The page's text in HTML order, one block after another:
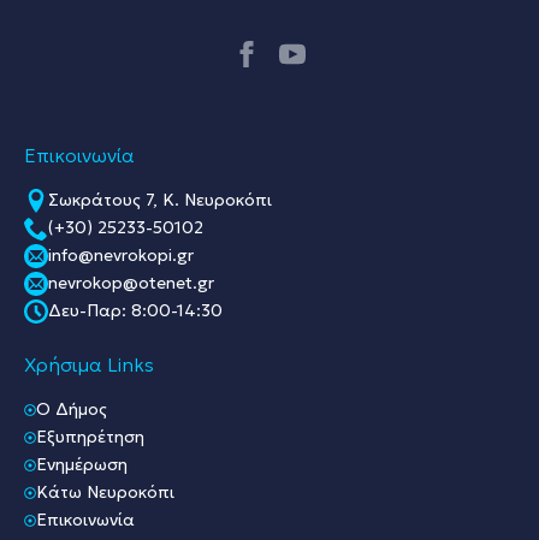
Επικοινωνία
Σωκράτους 7, Κ. Νευροκόπι
(+30) 25233-50102
info@nevrokopi.gr
nevrokop@otenet.gr
Δευ-Παρ: 8:00-14:30
Χρήσιμα Links
O Δήμος
Εξυπηρέτηση
Ενημέρωση
Κάτω Νευροκόπι
Επικοινωνία